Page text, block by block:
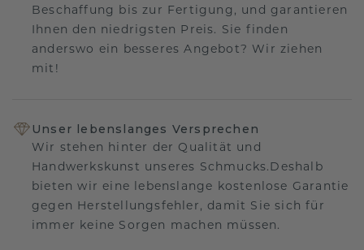
Beschaffung bis zur Fertigung, und garantieren
Ihnen den niedrigsten Preis. Sie finden
anderswo ein besseres Angebot? Wir ziehen
mit!
Unser lebenslanges Versprechen
Wir stehen hinter der Qualität und
Handwerkskunst unseres Schmucks.Deshalb
bieten wir eine lebenslange kostenlose Garantie
gegen Herstellungsfehler, damit Sie sich für
immer keine Sorgen machen müssen.